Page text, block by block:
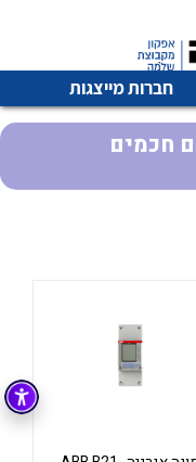
חברות מייצגות
ב7 תחומים:
חכמים